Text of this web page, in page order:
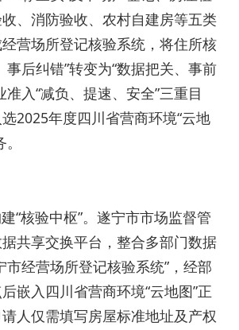
、消防验收、农村自建房等五类
营场所登记核验系统，将住所核
事后纠错”转变为“数据把关、事前
准入“减负、提速、安全”三重目
2025年度四川省营商环境“云地
“核验中枢”。遂宁市市场监督管
共享交换平台，整合多部门数据
市经营场所登记核验系统”，经部
嵌入四川省营商环境“云地图”正
人仅需填写房屋标准地址及产权